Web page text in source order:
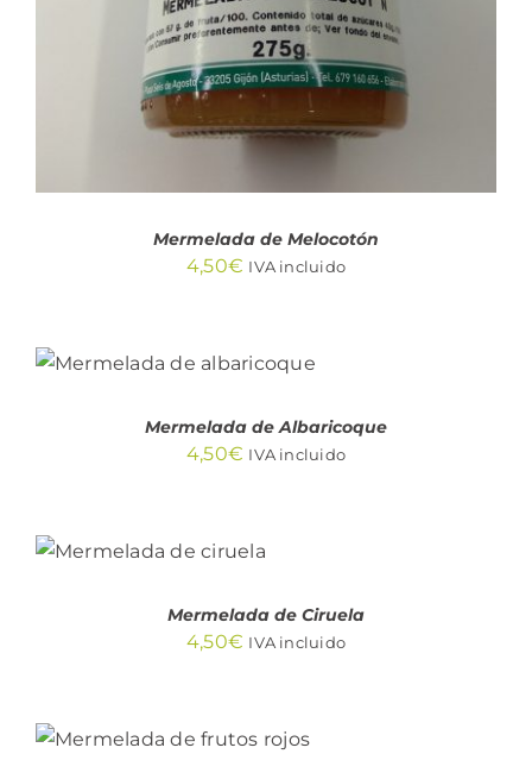
Mermelada de Melocotón
4,50€ IVA incluido
/
Mermelada de Albaricoque
4,50€ IVA incluido
CARRITO
/
Mermelada de Ciruela
4,50€ IVA incluido
/